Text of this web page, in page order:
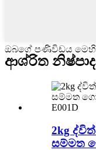
ඔබගේ පණිවිඩය මෙහි
ආශ්රිත
2kg
සම්මත